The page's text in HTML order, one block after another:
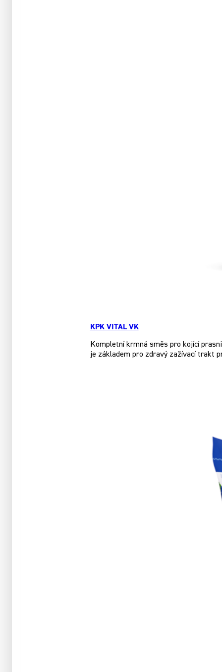
KPK VITAL VK
Kompletní krmná směs pro kojící
je základem pro zdravý zažívací trakt